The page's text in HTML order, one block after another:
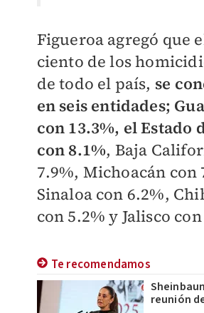
Figueroa agregó que
ciento de los
de todo el país, se
en seis entidades;
con 13.3%, el Estado
con 8.1%, Baja
7.9%, Michoacán con
Sinaloa con 6.2%,
con 5.2% y Jalisco
Te recomendamos
reunión